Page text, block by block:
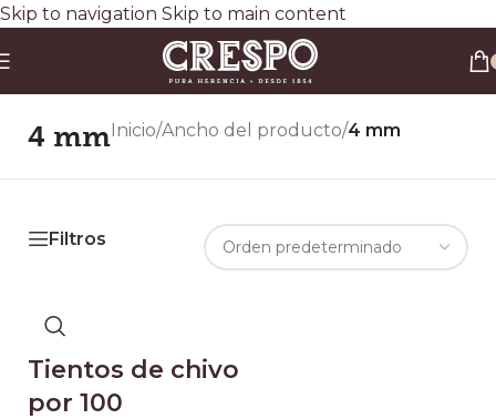
Skip to navigation Skip to main content
Envío gratis a todo el país en compras superiores a $90.000 por Correo Argentino (No
válido en herraduras y clavos)
3 y 6 cuotas sin interés
Descuento ESPECIAL por transferencia bancaria 20%
4 mmInicio/Ancho del producto/4 mm
Filtros
Tientos de chivo
por 100